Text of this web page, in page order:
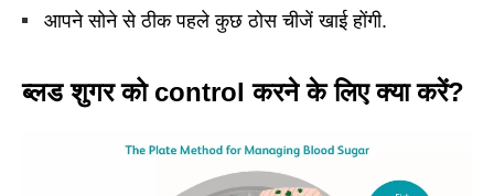
आपने सोने से ठीक पहले कुछ ठोस चीजें खाई होंगी.
ब्लड शुगर को control करने के लिए क्या करें?